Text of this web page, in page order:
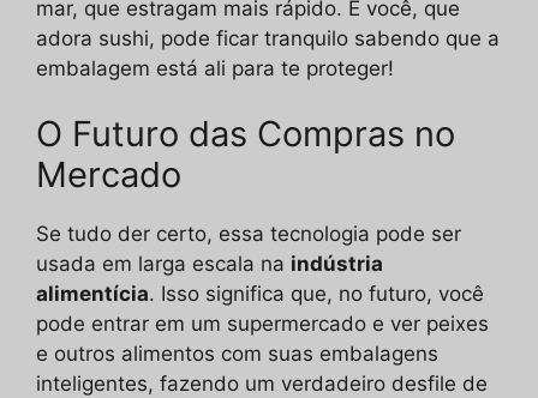
mar, que estragam mais rápido. E você, que
adora sushi, pode ficar tranquilo sabendo que a
embalagem está ali para te proteger!
O Futuro das Compras no
Mercado
Se tudo der certo, essa tecnologia pode ser
usada em larga escala na indústria
alimentícia. Isso significa que, no futuro, você
pode entrar em um supermercado e ver peixes
e outros alimentos com suas embalagens
inteligentes, fazendo um verdadeiro desfile de